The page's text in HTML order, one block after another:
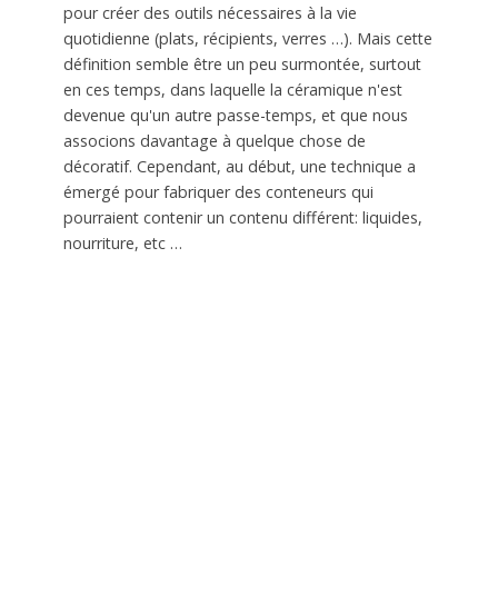
pour créer des outils nécessaires à la vie
quotidienne (plats, récipients, verres …). Mais cette
définition semble être un peu surmontée, surtout
en ces temps, dans laquelle la céramique n'est
devenue qu'un autre passe-temps, et que nous
associons davantage à quelque chose de
décoratif. Cependant, au début, une technique a
émergé pour fabriquer des conteneurs qui
pourraient contenir un contenu différent: liquides,
nourriture, etc …